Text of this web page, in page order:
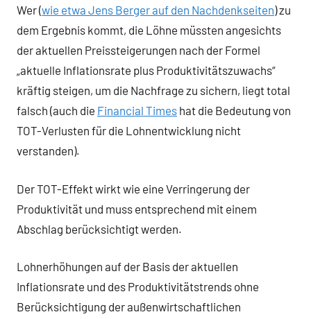
Wer (wie etwa Jens Berger auf den Nachdenkseiten) zu
dem Ergebnis kommt, die Löhne müssten angesichts
der aktuellen Preissteigerungen nach der Formel
„aktuelle Inflationsrate plus Produktivitätszuwachs“
kräftig steigen, um die Nachfrage zu sichern, liegt total
falsch (auch die Financial Times hat die Bedeutung von
TOT-Verlusten für die Lohnentwicklung nicht
verstanden).
Der TOT-Effekt wirkt wie eine Verringerung der
Produktivität und muss entsprechend mit einem
Abschlag berücksichtigt werden.
Lohnerhöhungen auf der Basis der aktuellen
Inflationsrate und des Produktivitätstrends ohne
Berücksichtigung der außenwirtschaftlichen